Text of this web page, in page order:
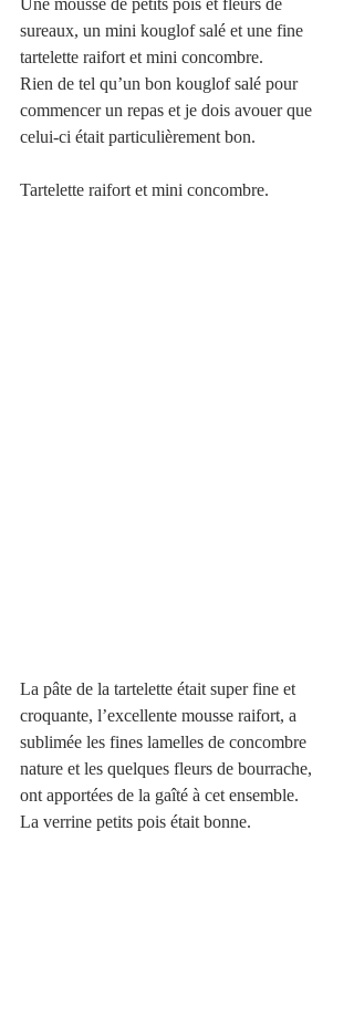
Une mousse de petits pois et fleurs de
sureaux, un mini kouglof salé et une fine
tartelette raifort et mini concombre.
Rien de tel qu’un bon kouglof salé pour
commencer un repas et je dois avouer que
celui-ci était particulièrement bon.
Tartelette raifort et mini concombre.
La pâte de la tartelette était super fine et
croquante, l’excellente mousse raifort, a
sublimée les fines lamelles de concombre
nature et les quelques fleurs de bourrache,
ont apportées de la gaîté à cet ensemble.
La verrine petits pois était bonne.